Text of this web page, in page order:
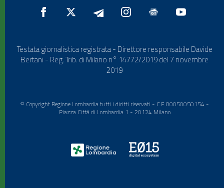
Testata giornalistica registrata - Direttore responsabile Davide
Bertani - Reg. Trib. di Milano n° 14772/2019 del 7 novembre
2019
© Copyright Regione Lombardia tutti i diritti riservati - C.F. 80050050154 -
Piazza Città di Lombardia 1 - 20124 Milano